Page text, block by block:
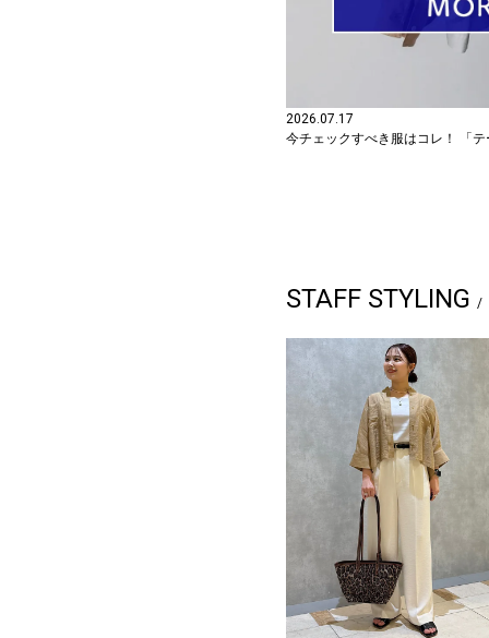
2026.07.17
今チェックすべき服はコレ！ 「テ
STAFF STYLING